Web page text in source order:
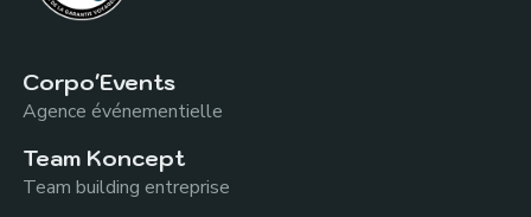
Corpo'Events
Agence événementielle
Team Koncept
Team building entreprise